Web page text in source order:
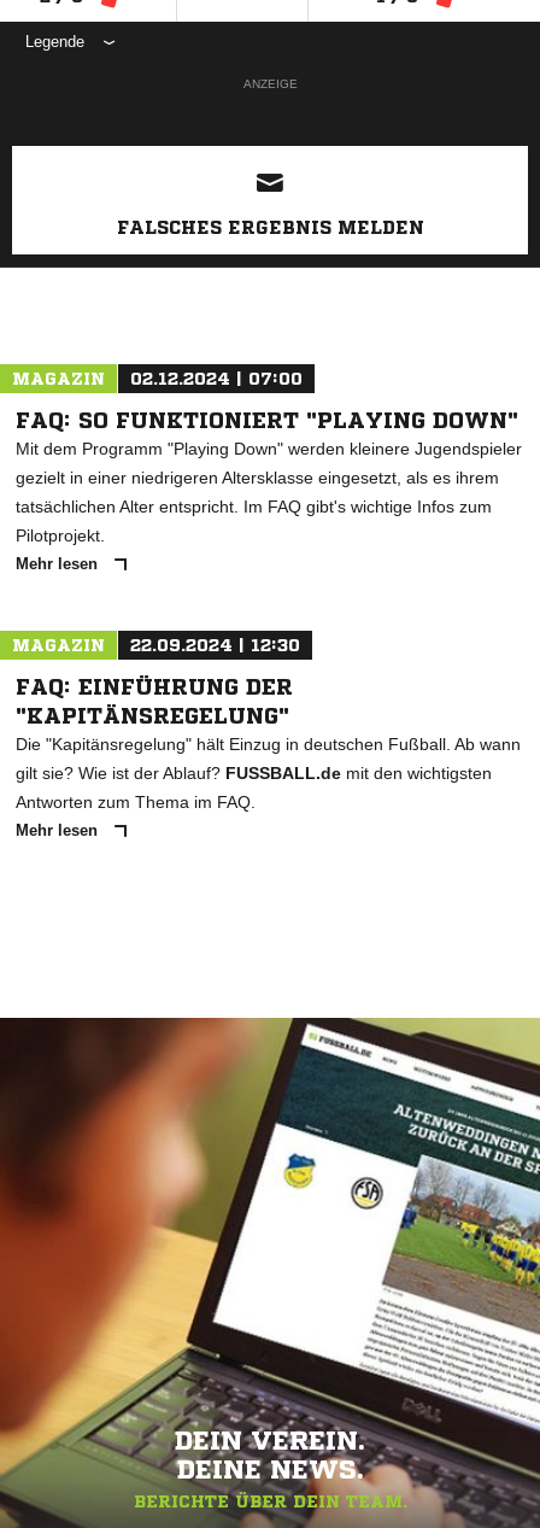
Legende
ANZEIGE
FALSCHES ERGEBNIS MELDEN
MAGAZIN 02.12.2024 | 07:00
FAQ: SO FUNKTIONIERT "PLAYING DOWN"
Mit dem Programm "Playing Down" werden kleinere Jugendspieler
gezielt in einer niedrigeren Altersklasse eingesetzt, als es ihrem
tatsächlichen Alter entspricht. Im FAQ gibt's wichtige Infos zum
Pilotprojekt.
Mehr lesen
MAGAZIN 22.09.2024 | 12:30
FAQ: EINFÜHRUNG DER
"KAPITÄNSREGELUNG"
Die "Kapitänsregelung" hält Einzug in deutschen Fußball. Ab wann
gilt sie? Wie ist der Ablauf? FUSSBALL.de mit den wichtigsten
Antworten zum Thema im FAQ.
Mehr lesen
DEIN VEREIN.
DEINE NEWS.
BERICHTE ÜBER DEIN TEAM.